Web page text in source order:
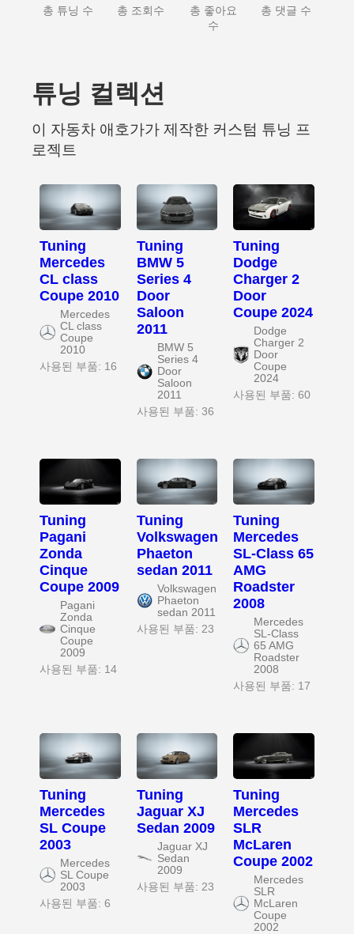
총 튜닝 수 총 조회수
총 좋아요
수
총 댓글 수
튜닝 컬렉션
이 자동차 애호가가 제작한 커스텀 튜닝 프
로젝트
Tuning
Mercedes
CL class
Coupe 2010
Mercedes
CL class
Coupe
2010
사용된 부품: 16
Tuning
BMW 5
Series 4
Door
Saloon
2011
BMW 5
Series 4
Door
Saloon
2011
사용된 부품: 36
Tuning
Dodge
Charger 2
Door
Coupe 2024
Dodge
Charger 2
Door
Coupe
2024
사용된 부품: 60
Tuning
Pagani
Zonda
Cinque
Coupe 2009
Pagani
Zonda
Cinque
Coupe
2009
사용된 부품: 14
Tuning
Volkswagen
Phaeton
sedan 2011
Volkswagen
Phaeton
sedan 2011
사용된 부품: 23
Tuning
Mercedes
SL-Class 65
AMG
Roadster
2008
Mercedes
SL-Class
65 AMG
Roadster
2008
사용된 부품: 17
Tuning
Mercedes
SL Coupe
2003
Mercedes
SL Coupe
2003
사용된 부품: 6
Tuning
Jaguar XJ
Sedan 2009
Jaguar XJ
Sedan
2009
사용된 부품: 23
Tuning
Mercedes
SLR
McLaren
Coupe 2002
Mercedes
SLR
McLaren
Coupe
2002